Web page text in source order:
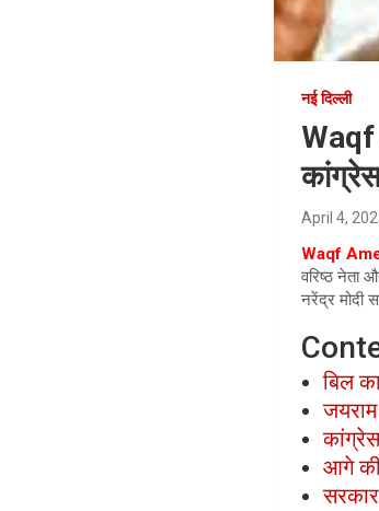
नई दिल्ली
Waqf
April 4,
Waqf
वरिष्ठ नेता
नरेंद्र मोदी
बिल
आगे की